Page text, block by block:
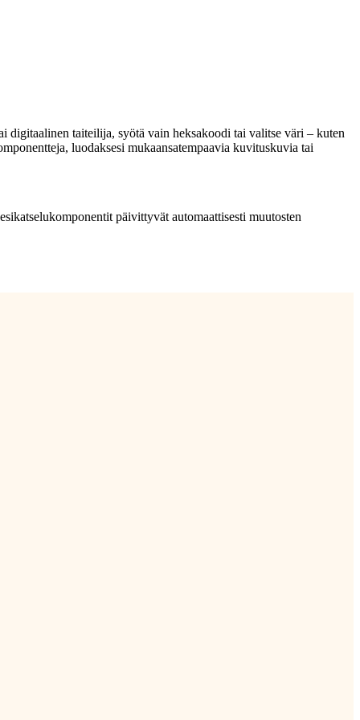
taiteilija, syötä vain heksakoodi tai valitse väri – kuten
luodaksesi mukaansatempaavia kuvituskuvia tai
päivittyvät automaattisesti muutosten